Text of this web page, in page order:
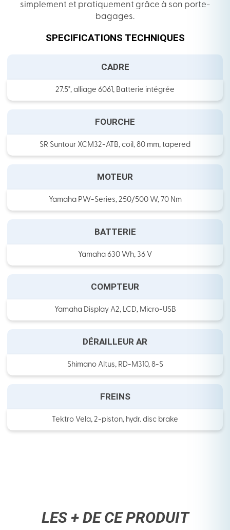
simplement et pratiquement grâce à son porte-
bagages.
SPECIFICATIONS TECHNIQUES
CADRE
27.5", alliage 6061, Batterie intégrée
FOURCHE
SR Suntour XCM32-ATB, coil, 80 mm, tapered
MOTEUR
Yamaha PW-Series, 250/500 W, 70 Nm
BATTERIE
Yamaha 630 Wh, 36 V
COMPTEUR
Yamaha Display A2, LCD, Micro-USB
DÉRAILLEUR AR
Shimano Altus, RD-M310, 8-S
FREINS
Tektro Vela, 2-piston, hydr. disc brake
LES + DE CE PRODUIT